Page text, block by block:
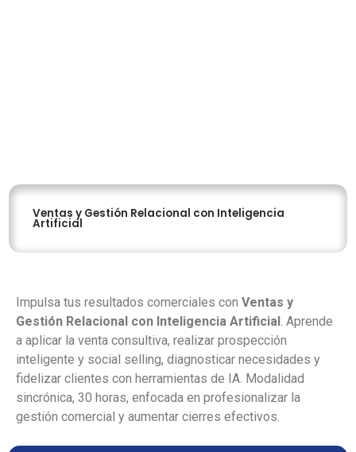
Ventas y Gestión Relacional con Inteligencia
Artificial
Impulsa tus resultados comerciales con Ventas y
Gestión Relacional con Inteligencia Artificial. Aprende
a aplicar la venta consultiva, realizar prospección
inteligente y social selling, diagnosticar necesidades y
fidelizar clientes con herramientas de IA. Modalidad
sincrónica, 30 horas, enfocada en profesionalizar la
gestión comercial y aumentar cierres efectivos.